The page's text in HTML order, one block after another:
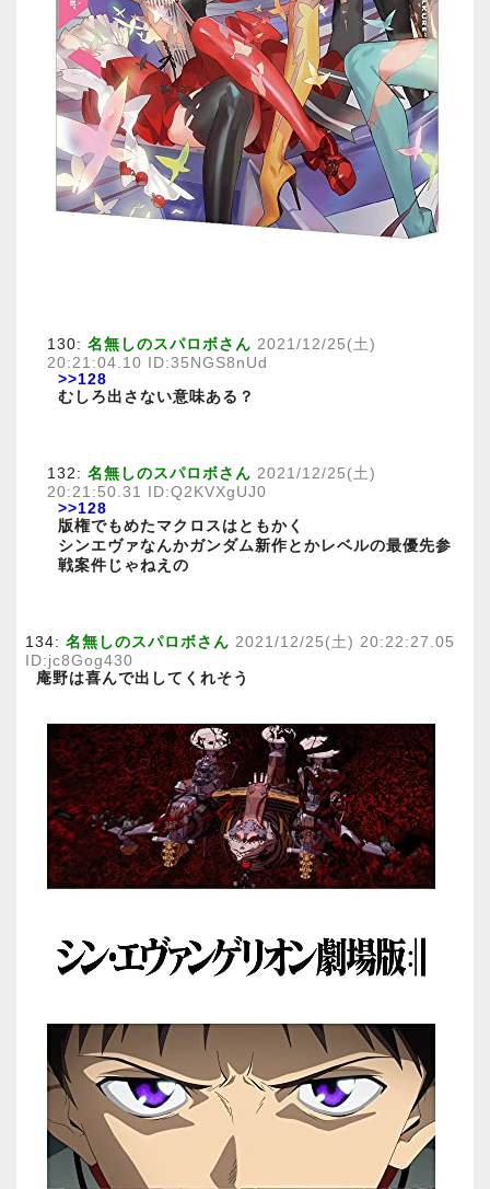
130: 名無しのスパロボさん 2021/12/25(土)
20:21:04.10 ID:35NGS8nUd
>>128
むしろ出さない意味ある？
132: 名無しのスパロボさん 2021/12/25(土)
20:21:50.31 ID:Q2KVXgUJ0
>>128
版権でもめたマクロスはともかく
シンエヴァなんかガンダム新作とかレベルの最優先参
戦案件じゃねえの
134: 名無しのスパロボさん 2021/12/25(土) 20:22:27.05
ID:jc8Gog430
庵野は喜んで出してくれそう